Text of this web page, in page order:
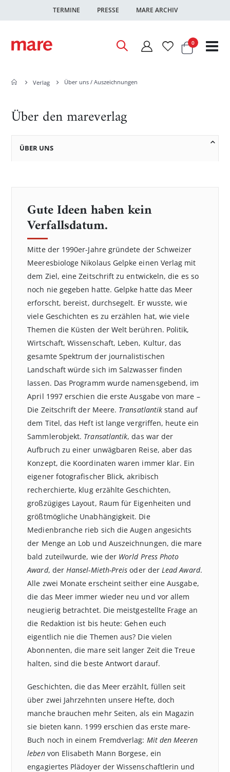
TERMINE PRESSE MARE ARCHIV
Warenkorb
0Artikel
Verlag Über uns / Auszeichnungen
Über den mareverlag
ÜBER UNS
Gute Ideen haben kein
Verfallsdatum.
Mitte der 1990er-Jahre gründete der Schweizer
Meeresbiologe Nikolaus Gelpke einen Verlag mit
dem Ziel, eine Zeitschrift zu entwickeln, die es so
noch nie gegeben hatte. Gelpke hatte das Meer
erforscht, bereist, durchsegelt. Er wusste, wie
viele Geschichten es zu erzählen hat, wie viele
Themen die Küsten der Welt berühren. Politik,
Wirtschaft, Wissenschaft, Leben, Kultur, das
gesamte Spektrum der journalistischen
Landschaft würde sich im Salzwasser finden
lassen. Das Programm wurde namensgebend, im
April 1997 erschien die erste Ausgabe von mare –
Die Zeitschrift der Meere. Transatlantik stand auf
dem Titel, das Heft ist lange vergriffen, heute ein
Sammlerobjekt. Transatlantik, das war der
Aufbruch zu einer unwägbaren Reise, aber das
Konzept, die Koordinaten waren immer klar. Ein
eigener fotografischer Blick, akribisch
recherchierte, klug erzählte Geschichten,
großzügiges Layout, Raum für Eigenheiten und
größtmögliche Unabhängigkeit. Die
Medienbranche rieb sich die Augen angesichts
der Menge an Lob und Auszeichnungen, die mare
bald zuteilwurde, wie der World Press Photo
Award, derHansel-Mieth-Preis oder derLead Award.
Alle zwei Monate erscheint seither eine Ausgabe,
die das Meer immer wieder neu und vor allem
neugierig betrachtet. Die meistgestellte Frage an
die Redaktion ist bis heute: Gehen euch
eigentlich nie die Themen aus? Die vielen
Abonnenten, die mare seit langer Zeit die Treue
halten, sind die beste Antwort darauf.
Geschichten, die das Meer erzählt, füllen seit
über zwei Jahrzehnten unsere Hefte, doch
manche brauchen mehr Seiten, als ein Magazin
sie bieten kann. 1999 erschien das erste mare-
Buch noch in einem Fremdverlag: Mit den Meeren
lebenvon Elisabeth Mann Borgese, ein
engagiertes Plädoyer der Wissenschaftlerin und